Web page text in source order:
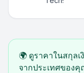
🌍 ดูราคาในสกุล
จากประเทศของคุ